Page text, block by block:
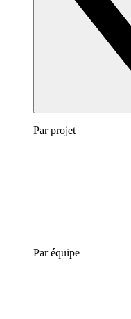
Par projet
Par équipe